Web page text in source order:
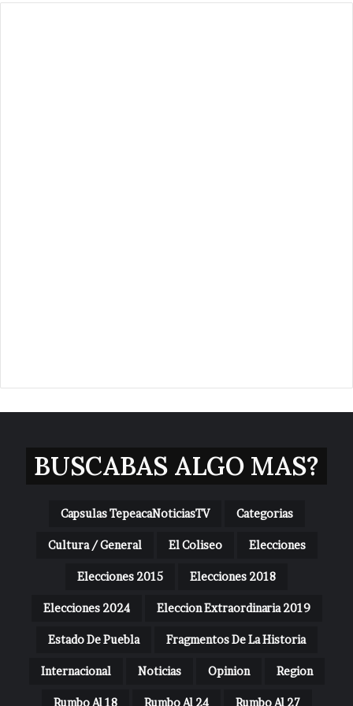
Xochiltenango
BUSCABAS ALGO MAS?
Capsulas TepeacaNoticiasTV Categorias
Cultura / General El Coliseo Elecciones
Elecciones 2015 Elecciones 2018
Elecciones 2024 Eleccion Extraordinaria 2019
Estado De Puebla Fragmentos De La Historia
Internacional Noticias Opinion Region
Rumbo Al 18 Rumbo Al 24 Rumbo Al 27